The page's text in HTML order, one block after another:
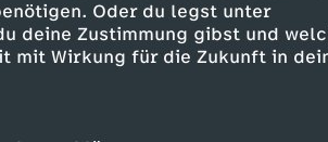
Oder du legst unter
deine Zustimmung gibst und
mit Wirkung für die Zukunft in